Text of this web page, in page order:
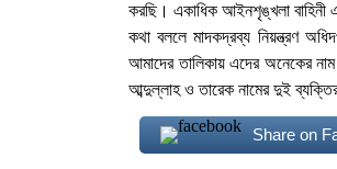
করছি। একাধিক আইনশৃঙ্খলা বাহিনী
কথা বললে মাদকদ্রব্য নিয়ন্ত্রণ
আমাদের তালিকায় এদের অনেকের
আব্দুল্লাহ ও তারেক নামের দুই
Share on